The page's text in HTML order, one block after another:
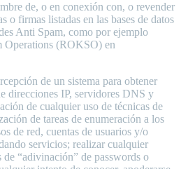
de, o en conexión con, o revender
o firmas listadas en las bases de datos
Anti Spam, como por ejemplo
Operations (ROKSO) en
de un sistema para obtener
direcciones IP, servidores DNS y
de cualquier uso de técnicas de
de tareas de enumeración a los
de red, cuentas de usuarios y/o
servicios; realizar cualquier
“adivinación” de passwords o